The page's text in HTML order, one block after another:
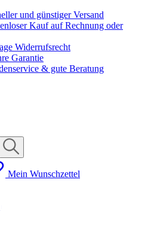
und günstiger Versand
Kauf auf Rechnung oder
Widerrufsrecht
Garantie
& gute Beratung
Mein Wunschzettel